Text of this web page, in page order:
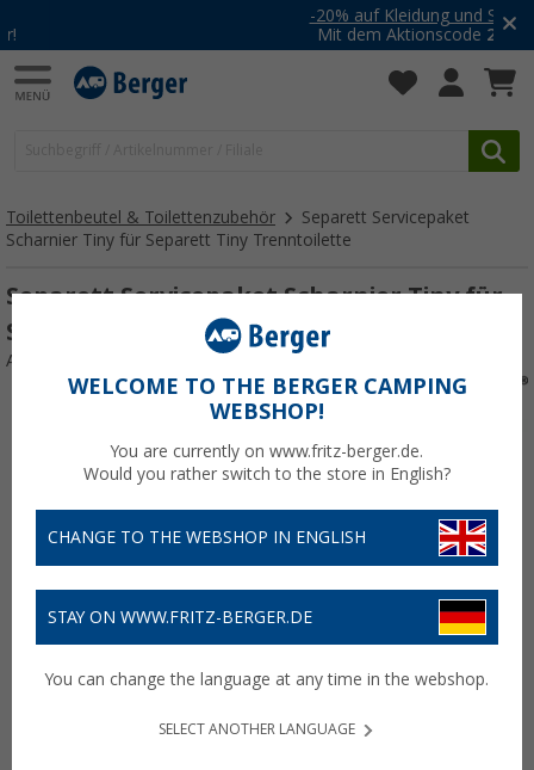
-20% auf Kleidung und Schuhe
Mit dem Aktionscode20SSV
Toilettenbeutel & Toilettenzubehör
Separett Servicepaket
Scharnier Tiny für Separett Tiny Trenntoilette
Separett Servicepaket Scharnier Tiny für
Separett Tiny Trenntoilette
Art.-Nr.: 669616
WELCOME TO THE BERGER CAMPING
WEBSHOP!
You are currently on www.fritz-berger.de.
Would you rather switch to the store in English?
CHANGE TO THE WEBSHOP IN ENGLISH
STAY ON WWW.FRITZ-BERGER.DE
You can change the language at any time in the webshop.
SELECT ANOTHER LANGUAGE